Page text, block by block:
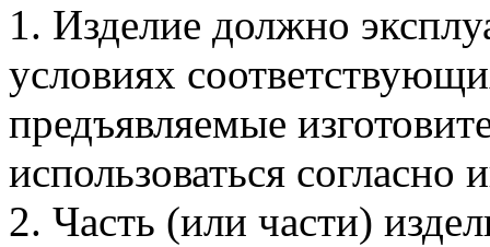
1. Изделие должно
условиях
предъявляемые
использоваться согласно
2. Часть (или части)